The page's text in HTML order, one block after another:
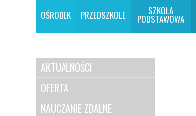
OŚRODEK PRZEDSZKOLE SZKOŁA
PODSTAWOWA
AKTUALNOŚCI
OFERTA
NAUCZANIE ZDALNE